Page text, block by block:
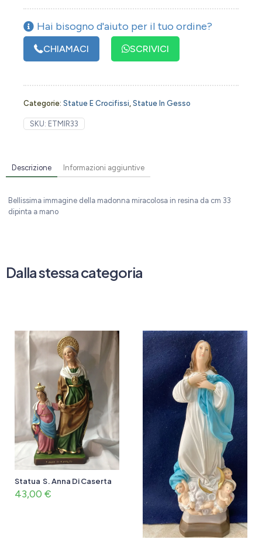
Hai bisogno d'aiuto per il tuo ordine?
CHIAMACI SCRIVICI
Categorie: Statue E Crocifissi Statue In Gesso
SKU: ETMIR33
Descrizione Informazioni aggiuntive
Bellissima immagine della madonna miracolosa in resina da cm 33
dipinta a mano
Dalla stessa categoria
Statua S. Anna Di Caserta
43,00 €